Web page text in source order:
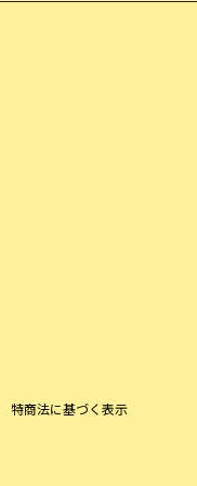
特商法に基づく表示